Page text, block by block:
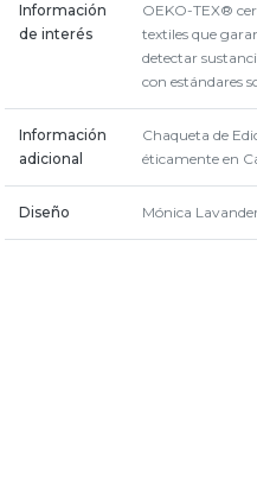
Información
de interés
OEKO-TEX®
textiles que
detectar
con estándares
Información
adicional
Chaqueta de
éticamente en
Diseño Mónica